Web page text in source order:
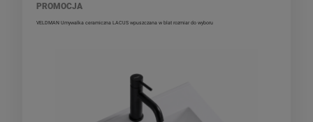
VELDMAN Umywalka ceramiczna LACUS wpuszczana w blat rozmiar do wyboru
PROMOCJA